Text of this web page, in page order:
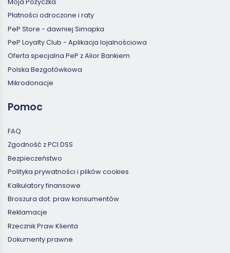
Płatności odroczone i raty
PeP Store - dawniej Simapka
PeP Loyalty Club - Aplikacja lojalnościowa
Oferta specjalna PeP z Alior Bankiem
Polska Bezgotówkowa
Mikrodonacje
Pomoc
FAQ
Zgodność z PCI DSS
Bezpieczeństwo
Polityka prywatności i plików cookies
Kalkulatory finansowe
Broszura dot. praw konsumentów
Reklamacje
Rzecznik Praw Klienta
Dokumenty prawne